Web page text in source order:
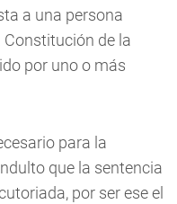
a una persona
de la
por uno o más
para la
que la sentencia
por ser ese el